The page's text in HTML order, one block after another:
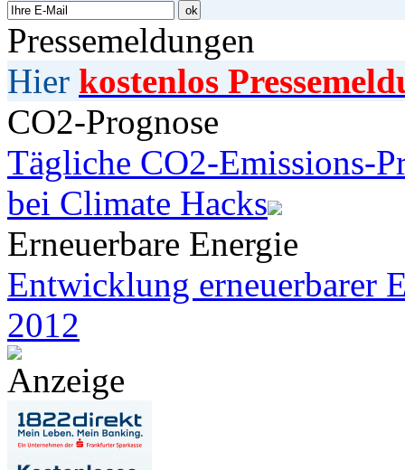
Pressemeldungen
Hier kostenlos
CO2-Prognose
Tägliche CO2-Emissions-
bei Climate Hacks
Erneuerbare Energie
Entwicklung erneuerbarer
2012
Anzeige